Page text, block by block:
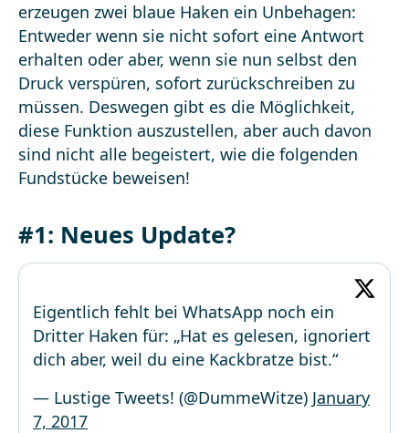
erzeugen zwei blaue Haken ein Unbehagen:
Entweder wenn sie nicht sofort eine Antwort
erhalten oder aber, wenn sie nun selbst den
Druck verspüren, sofort zurückschreiben zu
müssen. Deswegen gibt es die Möglichkeit,
diese Funktion auszustellen, aber auch davon
sind nicht alle begeistert, wie die folgenden
Fundstücke beweisen!
#1: Neues Update?
Eigentlich fehlt bei WhatsApp noch ein
Dritter Haken für: „Hat es gelesen, ignoriert
dich aber, weil du eine Kackbratze bist.“
— Lustige Tweets! (@DummeWitze) January
7, 2017